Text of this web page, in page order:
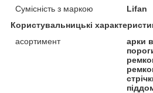
Сумісність з маркою
Lifan
Користувальницькі
асортимент
арки